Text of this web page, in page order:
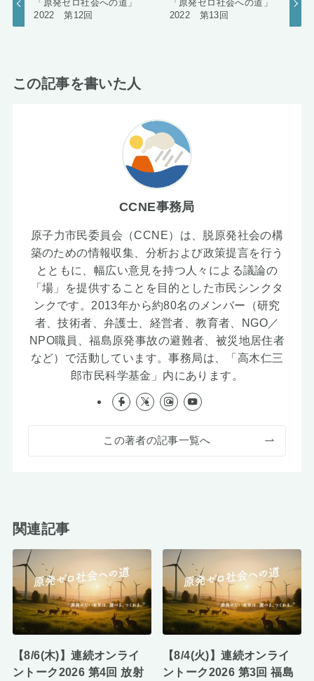
「原発ゼロ社会への道」
2022 第12回
「原発ゼロ社会への道」
2022 第13回
この記事を書いた人
CCNE事務局
原子力市民委員会（CCNE）は、脱原発社会の構
築のための情報収集、分析および政策提言を行う
とともに、幅広い意見を持つ人々による議論の
「場」を提供することを目的とした市民シンクタ
ンクです。2013年から約80名のメンバー（研究
者、技術者、弁護士、経営者、教育者、NGO／
NPO職員、福島原発事故の避難者、被災地居住者
など）で活動しています。事務局は、「高木仁三
郎市民科学基金」内にあります。
この著者の記事一覧へ
関連記事
【8/6(木)】連続オンライ
ントーク2026 第4回 放射
【8/4(火)】連続オンライ
ントーク2026 第3回 福島